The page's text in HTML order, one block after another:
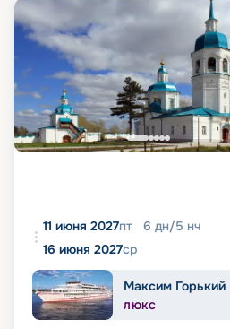
11 июня 2027пт 6 дн/5 нч
16 июня 2027ср
Максим Горький
ЛЮКС